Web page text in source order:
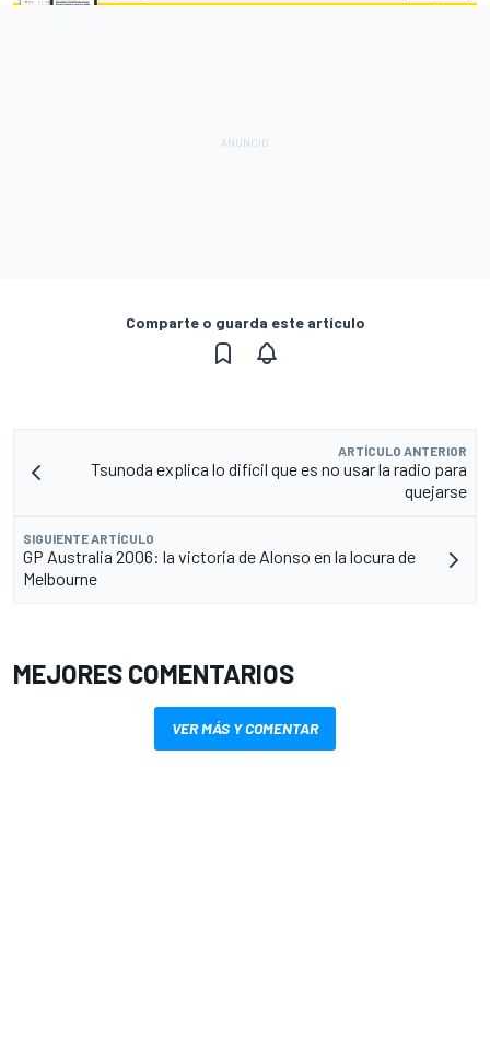
Comparte o guarda este artículo
ARTÍCULO ANTERIOR
Tsunoda explica lo difícil que es no usar la radio para
quejarse
SIGUIENTE ARTÍCULO
GP Australia 2006: la victoria de Alonso en la locura de
Melbourne
MEJORES COMENTARIOS
VER MÁS Y COMENTAR